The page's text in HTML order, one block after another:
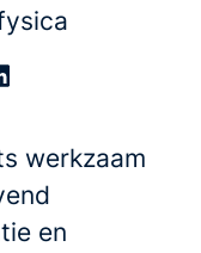
werkzaam
en